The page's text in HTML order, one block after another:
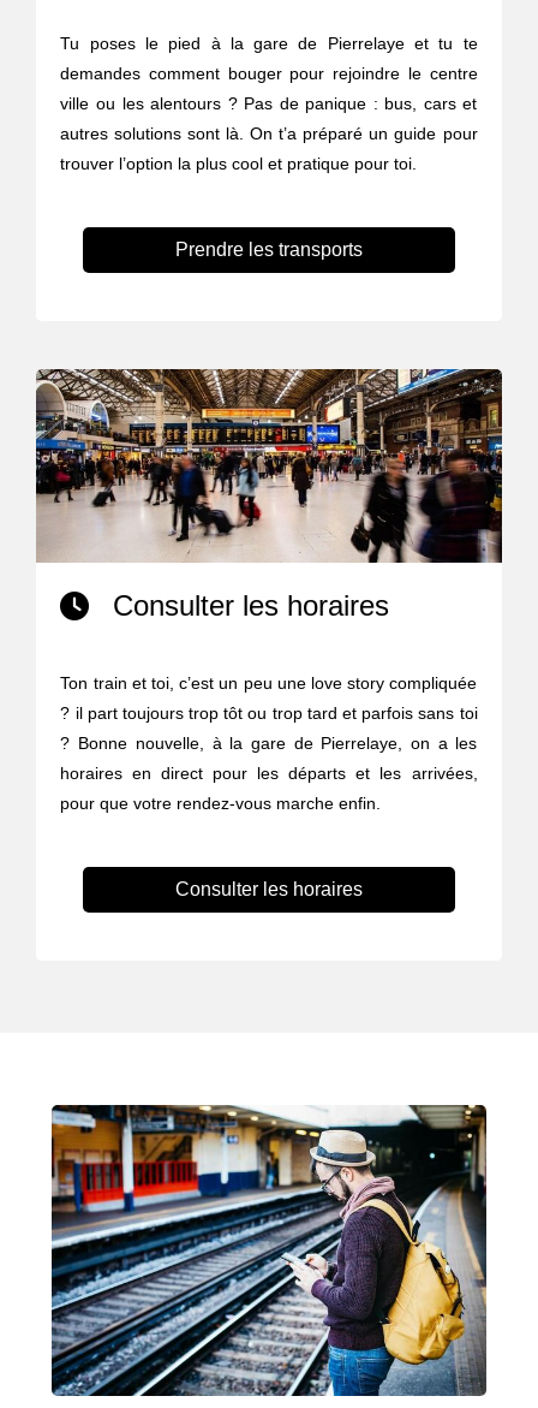
Tu poses le pied à la gare de Pierrelaye et tu te
demandes comment bouger pour rejoindre le centre
ville ou les alentours ? Pas de panique : bus, cars et
autres solutions sont là. On t’a préparé un guide pour
trouver l’option la plus cool et pratique pour toi.
Prendre les transports
Consulter les horaires
Ton train et toi, c’est un peu une love story compliquée
? il part toujours trop tôt ou trop tard et parfois sans toi
? Bonne nouvelle, à la gare de Pierrelaye, on a les
horaires en direct pour les départs et les arrivées,
pour que votre rendez-vous marche enfin.
Consulter les horaires